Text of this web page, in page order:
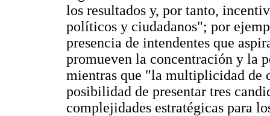
los resultados y, por tanto,
políticos y ciudadanos"; por
presencia de intendentes que
promueven la concentración y la
mientras que "la multiplicidad de
posibilidad de presentar tres
complejidades estratégicas para